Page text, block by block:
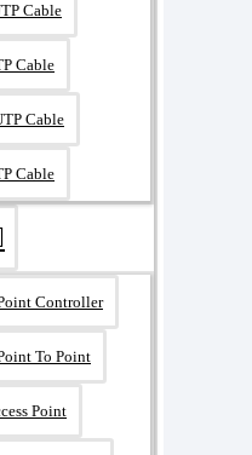
Cable
Cable
Cable
Cable
Controller
To Point
Point